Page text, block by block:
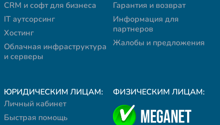
CRM и софт для бизнеса
IT аутсорсинг
Хостинг
Облачная инфраструктура
и серверы
Гарантия и возврат
Информация для
партнеров
Жалобы и предложения
ЮРИДИЧЕСКИМ ЛИЦАМ:
Личный кабинет
Быстрая помощь
ФИЗИЧЕСКИМ ЛИЦАМ: